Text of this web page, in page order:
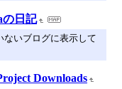
の日記
ないブログに表示して
Downloads